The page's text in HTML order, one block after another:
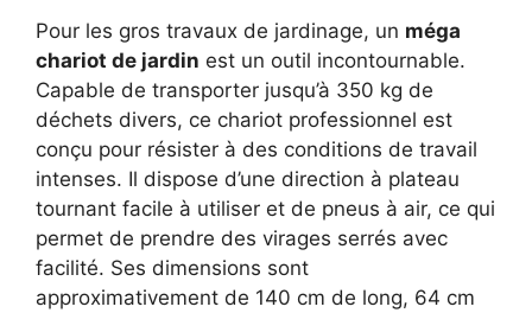
Pour les gros travaux de jardinage, un méga
chariot de jardin est un outil incontournable.
Capable de transporter jusqu’à 350 kg de
déchets divers, ce chariot professionnel est
conçu pour résister à des conditions de travail
intenses. Il dispose d’une direction à plateau
tournant facile à utiliser et de pneus à air, ce qui
permet de prendre des virages serrés avec
facilité. Ses dimensions sont
approximativement de 140 cm de long, 64 cm